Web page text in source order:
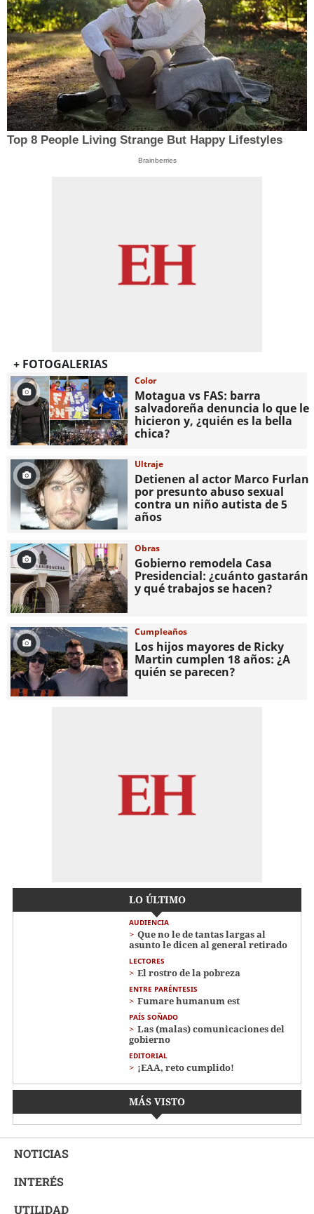
Top 8 People Living Strange But Happy Lifestyles
Brainberries
+ FOTOGALERIAS
Color
Motagua vs FAS: barra
salvadoreña denuncia lo que le
hicieron y, ¿quién es la bella
chica?
Ultraje
Detienen al actor Marco Furlan
por presunto abuso sexual
contra un niño autista de 5
años
Obras
Gobierno remodela Casa
Presidencial: ¿cuánto gastarán
y qué trabajos se hacen?
Cumpleaños
Los hijos mayores de Ricky
Martin cumplen 18 años: ¿A
quién se parecen?
LO ÚLTIMO
AUDIENCIA
Que no le de tantas largas al
asunto le dicen al general retirado
LECTORES
El rostro de la pobreza
ENTRE PARÉNTESIS
Fumare humanum est
PAÍS SOÑADO
Las (malas) comunicaciones del
gobierno
EDITORIAL
¡EAA, reto cumplido!
MÁS VISTO
NOTICIAS
INTERÉS
UTILIDAD